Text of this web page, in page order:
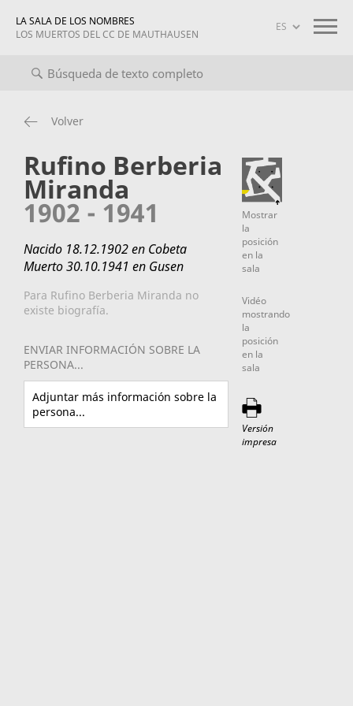
LA SALA DE LOS NOMBRES
LOS MUERTOS DEL CC DE MAUTHAUSEN
completo Biografías Información sobre el proyecto
Volver
Rufino Berberia
Miranda
1902 - 1941
Nacido 18.12.1902 en Cobeta
Muerto 30.10.1941 en Gusen
Para Rufino Berberia Miranda no
existe biografía.
ENVIAR INFORMACIÓN SOBRE LA
PERSONA...
Adjuntar más información sobre la
persona...
Mostrar
la
posición
en la
sala
Vidéo
mostrando
la
posición
en la
sala
Versión
impresa